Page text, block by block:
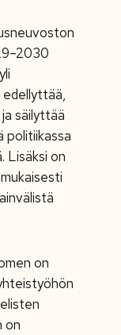
edellyttää,
säilyttää
politiikassa
Lisäksi on
on
on